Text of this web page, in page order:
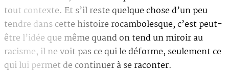
tout contexte. Et s’il reste quelque chose d’un peu
tendre dans cette histoire rocambolesque, c’est peut-
être l’idée que même quand on tend un miroir au
racisme, il ne voit pas ce qui le déforme, seulement ce
qui lui permet de continuer à se raconter.